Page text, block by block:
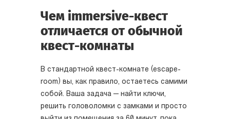
Чем immersive-квест
отличается от обычной
квест-комнаты
В стандартной квест-комнате (escape-
room) вы, как правило, остаетесь самими
собой. Ваша задача — найти ключи,
решить головоломки с замками и просто